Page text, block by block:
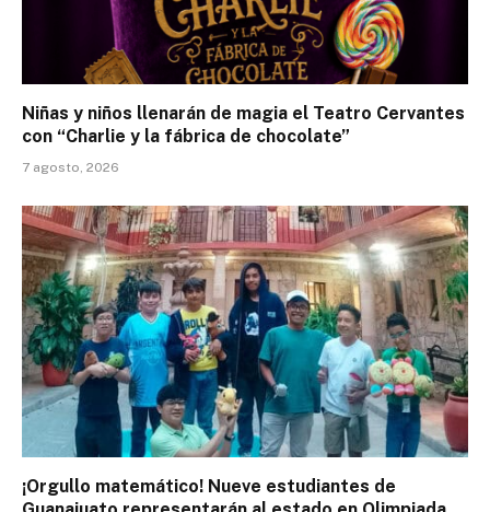
Niñas y niños llenarán de magia el Teatro Cervantes
con “Charlie y la fábrica de chocolate”
7 agosto, 2026
¡Orgullo matemático! Nueve estudiantes de